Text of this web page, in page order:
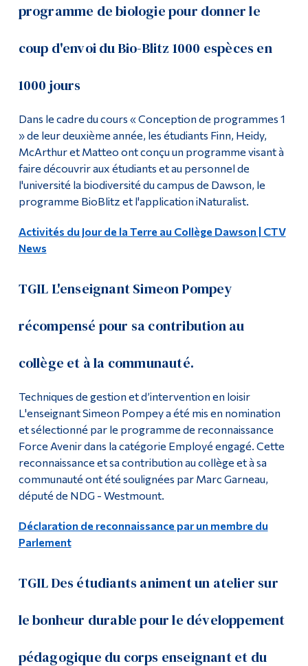
programme de biologie pour donner le
coup d'envoi du Bio-Blitz 1000 espèces en
1000 jours
Dans le cadre du cours « Conception de programmes 1
» de leur deuxième année, les étudiants Finn, Heidy,
McArthur et Matteo ont conçu un programme visant à
faire découvrir aux étudiants et au personnel de
l'université la biodiversité du campus de Dawson, le
programme BioBlitz et l'application iNaturalist.
Activités du Jour de la Terre au Collège Dawson | CTV
News
TGIL L'enseignant Simeon Pompey
récompensé pour sa contribution au
collège et à la communauté.
Techniques de gestion et d’intervention en loisir
L'enseignant Simeon Pompey a été mis en nomination
et sélectionné par le programme de reconnaissance
Force Avenir dans la catégorie Employé engagé. Cette
reconnaissance et sa contribution au collège et à sa
communauté ont été soulignées par Marc Garneau,
député de NDG - Westmount.
Déclaration de reconnaissance par un membre du
Parlement
TGIL Des étudiants animent un atelier sur
le bonheur durable pour le développement
pédagogique du corps enseignant et du